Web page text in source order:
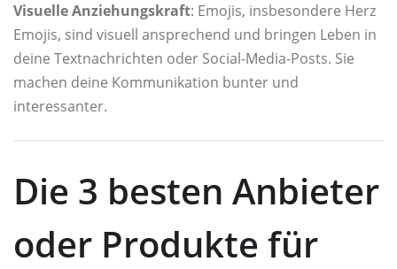
Visuelle Anziehungskraft: Emojis, insbesondere Herz
Emojis, sind visuell ansprechend und bringen Leben in
deine Textnachrichten oder Social-Media-Posts. Sie
machen deine Kommunikation bunter und
interessanter.
Die 3 besten Anbieter
oder Produkte für